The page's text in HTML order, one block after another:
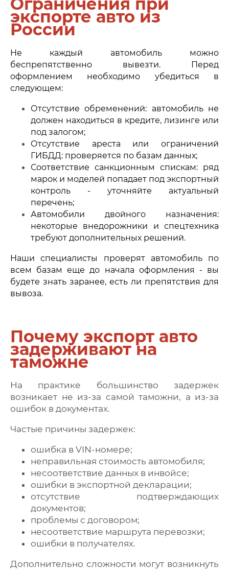
экспорте авто из
России
Не каждый автомобиль можно
беспрепятственно вывезти. Перед
оформлением необходимо убедиться в
следующем:
Отсутствие обременений: автомобиль не
должен находиться в кредите, лизинге или
под залогом;
Отсутствие ареста или ограничений
ГИБДД: проверяется по базам данных;
Соответствие санкционным спискам: ряд
марок и моделей попадает под экспортный
контроль - уточняйте актуальный
перечень;
Автомобили двойного назначения:
некоторые внедорожники и спецтехника
требуют дополнительных решений.
Наши специалисты проверят автомобиль по
всем базам еще до начала оформления - вы
будете знать заранее, есть ли препятствия для
вывоза.
Почему экспорт авто
задерживают на
таможне
На практике большинство задержек
возникает не из-за самой таможни, а из-за
ошибок в документах.
Частые причины задержек:
ошибка в VIN-номере;
неправильная стоимость автомобиля;
несоответствие данных в инвойсе;
ошибки в экспортной декларации;
отсутствие подтверждающих
документов;
проблемы с договором;
несоответствие маршрута перевозки;
ошибки в получателях.
Дополнительно сложности могут возникнуть